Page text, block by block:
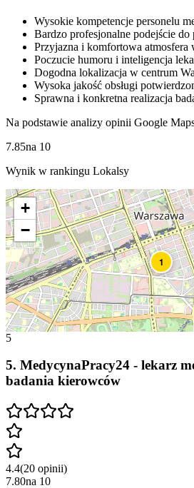
Wysokie kompetencje personelu
Bardzo profesjonalne podejście do
Przyjazna i komfortowa atmosfera
Poczucie humoru i inteligencja
Dogodna lokalizacja w centrum
Wysoka jakość obsługi
Sprawna i konkretna realizacja
Na podstawie analizy opinii Google
7.85na 10
Wynik w rankingu Lokalsy
1
+
−
5
5. MedycynaPracy24 - lekarz
badania kierowców
4.4(20 opinii)
7.80na 10